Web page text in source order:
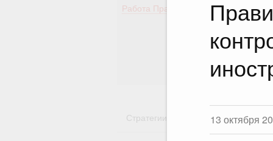
13 октября
Работа Правительства
Стратегии Государственные